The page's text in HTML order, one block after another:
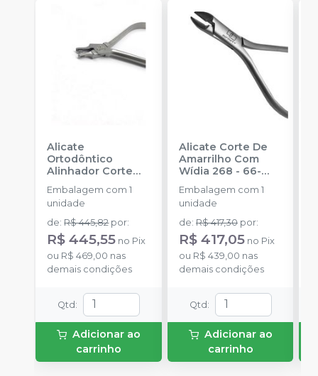
Alicate
Ortodôntico
Alinhador Corte
Gota Para Elástico
Pa-05 - 66-6005
INFINITY
ORTHODONTICS
Embalagem com 1
unidade
de:R$ 445,82 por:
R$ 445,55 no Pix
ou R$ 469,00 nas
demais condições
Qtd :
Adicionar ao
carrinho
Alicate Corte De
Amarrilho Com
Wídia 268 - 66-
5005
-
ORTHODONTICS
Embalagem com 1
unidade
de: R$ 417,30 por:
R$ 417,05 no Pix
ou R$ 439,00 nas
demais condições
Qtd :
Adicionar ao
carrinho